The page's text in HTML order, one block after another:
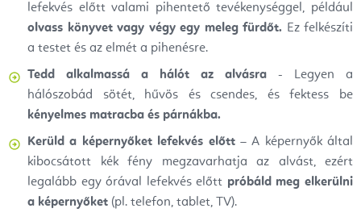
lefekvés előtt valami pihentető tevékenységgel, például
olvass könyvet vagy végy egy meleg fürdőt. Ez felkészíti
a testet és az elmét a pihenésre.
Tedd alkalmassá a hálót az alvásra - Legyen a
hálószobád sötét, hűvös és csendes, és fektess be
kényelmes matracba és párnákba.
Kerüld a képernyőket lefekvés előtt– A képernyők által
kibocsátott kék fény megzavarhatja az alvást, ezért
legalább egy órával lefekvés előtt próbáld meg elkerülni
a képernyőket (pl. telefon, tablet, TV).